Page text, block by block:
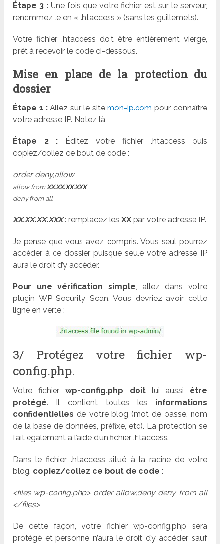
Étape 3 : Une fois que votre fichier est sur le serveur,
renommez le en « .htaccess » (sans les guillemets).
Votre fichier .htaccess doit être entièrement vierge,
prêt à recevoir le code ci-dessous.
Mise en place de la protection du
dossier
Étape 1 :Allez sur le sitemon-ip.com pour connaître
votre adresse IP. Notez là
Étape 2 : Éditez votre fichier .htaccess puis
copiez/collez ce bout de code :
order deny,allow
allow from XX.XX.XX.XXX
deny from all
XX.XX.XX.XXX : remplacez lesXX par votre adresse IP.
Je pense que vous avez compris. Vous seul pourrez
accéder à ce dossier puisque seule votre adresse IP
aura le droit d’y accéder.
Pour une vérification simple , allez dans votre
plugin WP Security Scan. Vous devriez avoir cette
ligne en verte :
3/ Protégez votre fichier wp-
config.php.
Votre fichierwp-config.php doitlui aussi être
protégé. Il contient toutes les informations
confidentielles de votre blog (mot de passe, nom
de la base de données, préfixe, etc). La protection se
fait également à l’aide d’un fichier .htaccess.
Dans le fichier .htaccess situé à la racine de votre
blog, copiez/collez ce bout de code :
<files wp-config.php> order allow,deny deny from all
</files>
De cette façon, votre fichier wp-config.php sera
protégé et personne n’aura le droit d’y accéder sauf